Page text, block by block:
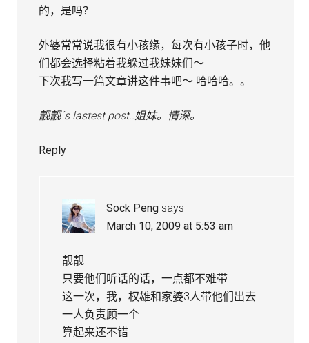
的，是吗？
外婆常常说我很有小孩缘，每次有小孩子时，他
们都会选择粘着我躲过我妹妹们～
下次我写一篇文章讲这件事吧～ 哈哈哈。。
靓靓´s lastest post..姐妹。情深。
Reply
Sock Peng says
March 10, 2009 at 5:53 am
靓靓
只要他们听话的话，一点都不难带
这一次，我，权雄和家婆3人带他们出去
一人负责顾一个
算起来还不错